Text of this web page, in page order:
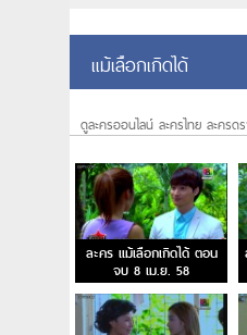
แม้เลือกเกิดได้
ดูละครออนไลน์ ละครไทย ละคร
ละคร แม้เลือกเกิดได้ ตอน
จบ 8 เม.ย. 58